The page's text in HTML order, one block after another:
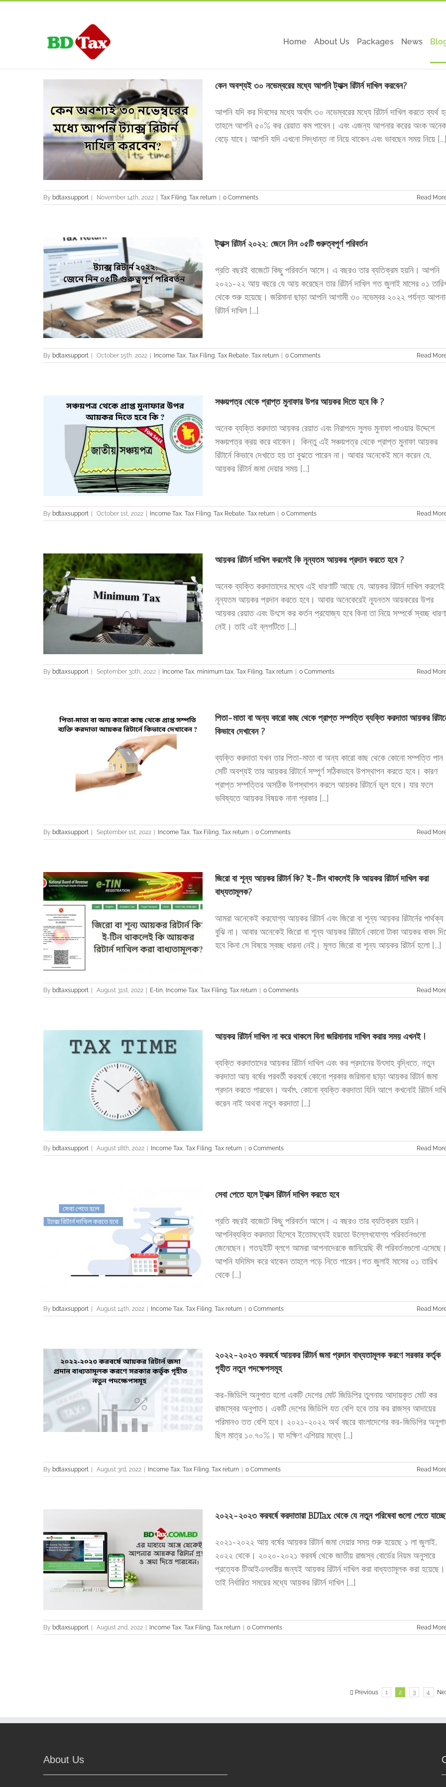
Home About Us Packages News
কেন অবশ্যই ৩০ নভেম্বরের মধ্যে আপনি ট্যাক্স রিটার্ন দাখিল করবেন?
আপনি যদি কর দিবসের মধ্যে অর্থাৎ ৩০ নভেম্বরের মধ্যে রিটার্ন দাখিল করতে ব্যর্থ
তাহলে আপনি ৫০% কর রেয়াত কম পাবেন। এবং এজন্য আপনার করের অংক অনেক
বেড়ে যাবে। আপনি যদি এখনো সিদ্ধান্ত না নিয়ে থাকেন এবং ভাবছেন সময় নিয়ে
By bdtaxsupport November 14th, 2022 Tax Filing, Tax return 0 Comments Read
ট্যাক্স রিটার্ন ২০২২: জেনে নিন ০৫টি গুরুত্বপূর্ণ পরিবর্তন
প্রতি বছরই বাজেটে কিছু পরিবর্তন আসে। এ বছরও তার ব্যতিক্রম হয়নি। আপনি
২০২১-২২ আয় বছরে যে আয় করেছেন তার রিটার্ন দাখিল গত জুলাই মাসের ০১
থেকে শুরু হয়েছে। জরিমানা ছাড়া আপনি আগামী ৩০ নভেম্বর ২০২২ পর্যন্ত
রিটার্ন দাখিল [...]
By bdtaxsupport October 15th, 2022 Income Tax, Tax Filing, Tax Rebate, Tax return 0 Comments Read
সঞ্চয়পত্র থেকে প্রাপ্ত মুনাফার উপর আয়কর দিতে হবে কি ?
অনেক ব্যক্তি করদাতা আয়কর রেয়াত এবং নিরাপদে সুলভ মুনাফা পাওয়ার উদ্দেশে
সঞ্চয়পত্র ক্রয় করে থাকেন। কিন্তু এই সঞ্চয়পত্র থেকে প্রাপ্ত মুনাফা আয়কর
রিটার্নে কিভাবে দেখাতে হয় তা বুঝতে পারেন না। আবার অনেকেই মনে করেন যে,
আয়কর রিটার্ন জমা দেয়ার সময় [...]
By bdtaxsupport October 1st, 2022 Income Tax, Tax Filing, Tax Rebate, Tax return 0 Comments Read
আয়কর রিটার্ন দাখিল করলেই কি নূন্যতম আয়কর প্রদান করতে হবে ?
অনেক ব্যক্তি করদাতাদের মধ্যে এই ধারণাটি আছে যে, আয়কর রিটার্ন দাখিল করলেই
নূন্যতম আয়কর প্রদান করতে হবে। আবার অনেকেরেই ন্যূনতম আয়করের উপর
আয়কর রেয়াত এবং উৎসে কর কর্তন প্রযোজ্য হবে কিনা তা নিয়ে সম্পর্কে স্বচ্ছ ধারণা
নেই। তাই এই ব্লগটিতে [...]
By bdtaxsupport September 30th, 2022 Income Tax, minimum tax, Tax Filing, Tax return 0 Comments Read
পিতা-মাতা বা অন্য কারো কাছ থেকে প্রাপ্ত সম্পত্তি ব্যক্তি করদাতা আয়কর
কিভাবে দেখাবেন ?
ব্যক্তি করদাতা যখন তার পিতা-মাতা বা অন্য কারো কাছ থেকে কোনো সম্পত্তি পান
সেটি অবশ্যই তার আয়কর রিটার্নে সম্পূর্ণ সঠিকভাবে উপস্থাপন করতে হবে। কারণ
প্রাপ্ত সম্পত্তির অসঠিক উপস্থাপন করলে আয়কর রিটার্নে ভূল হবে। যার ফলে
ভবিষ্যতে আয়কর বিষয়ক নানা প্রকার [...]
By bdtaxsupport September 1st, 2022 Income Tax, Tax Filing, Tax return 0 Comments Read
জিরো বা শূন্য আয়কর রিটার্ন কি? ই-টিন থাকলেই কি আয়কর রিটার্ন দাখিল করা
বাধ্যতামূলক?
আমরা অনেকেই করযোগ্য আয়কর রিটার্ন এবং জিরো বা শূন্য আয়কর রিটার্নের পার্থক্য
বুঝি না। আবার অনেকেই জিরো বা শূন্য আয়কর রিটার্নে কোনো টাকা আয়কর বাবদ
হবে কিনা সে বিষয়ে স্বচ্ছ ধারনা নেই। মূলত জিরো বা শূন্য আয়কর রিটার্ন হলো [...]
By bdtaxsupport August 31st, 2022 E-tin, Income Tax, Tax Filing, Tax return 0 Comments Read
আয়কর রিটার্ন দাখিল না করে থাকলে বিনা জরিমানায় দাখিল করার সময় এখনই !
ব্যক্তি করদাতাদের আয়কর রিটার্ন দাখিল এবং কর প্রদানের উৎসাহ বৃদ্ধিতে, নতুন
করদাতা আয় বর্ষের পরবর্তী করবর্ষে কোনো প্রকার জরিমানা ছাড়া আয়কর রিটার্ন জমা
প্রদান করতে পারবেন। অর্থাৎ, কোনো ব্যক্তি করদাতা যিনি আগে কখনোই রিটার্ন
করেন নাই অথবা নতুন করদাতা [...]
By bdtaxsupport August 18th, 2022 Income Tax, Tax Filing, Tax return 0 Comments Read
সেবা পেতে হলে ট্যাক্স রিটার্ন দাখিল করতে হবে
প্রতি বছরই বাজেটে কিছু পরিবর্তন আসে। এ বছরও তার ব্যতিক্রম হয়নি।
আপনিব্যক্তি করদাতা হিসেবে ইতোমধ্যেই হয়তো উল্লেখযোগ্য পরিবর্তনগুলো
জেনেছেন। গতদুইটি ব্লগে আমরা আপনাদেরকে জানিয়েছি কী পরিবর্তনগুলো
আপনি যদিমিস করে থাকেন তাহলে পড়ে নিতে পারেন।গত জুলাই মাসের ০১ তারিখ
থেকে [...]
By bdtaxsupport August 14th, 2022 Income Tax, Tax Filing, Tax return 0 Comments Read
২০২২-২০২৩ করবর্ষে আয়কর রিটার্ন জমা প্রদান বাধ্যতামূলক করণে সরকার কর্তৃক
গৃহীত নতুন পদক্ষেপসমূহ
কর-জিডিপি অনুপাত হলো একটি দেশের মোট জিডিপির তুলনায় আদায়কৃত মোট কর
রাজস্বের অনুপাত। একটি দেশের জিডিপি যত বেশি হবে তার কর রাজস্ব আদায়ের
পরিমানও তত বেশি হবে। ২০২১-২০২২ অর্থ বছরে বাংলাদেশের কর-জিডিপির
ছিল মাত্র ১০.৭০%। যা দক্ষিণ এশিয়ার মধ্যে [...]
By bdtaxsupport August 3rd, 2022 Income Tax, Tax Filing, Tax return 0 Comments Read
২০২২-২০২৩ করবর্ষে করদাতারা BDTax থেকে যে নতুন পরিষেবা গুলো পেতে
২০২১-২০২২ আয় বর্ষের আয়কর রিটার্ন জমা দেয়ার সময় শুরু হয়েছে ১ লা জুলাই,
২০২২ থেকে। ২০২০-২০২১ করবর্ষ থেকে জাতীয় রাজস্ব বোর্ডের নিয়ম অনুসারে
প্রত্যেক টিআইএনধারীর জন্যই আয়কর রিটার্ন দাখিল করা বাধ্যতামূলক করা হয়েছে।
তাই নির্ধারিত সময়ের মধ্যে আয়কর রিটার্ন দাখিল [...]
By bdtaxsupport August 2nd, 2022 Income Tax, Tax Filing, Tax return 0 Comments Read
Previous 1 2 3 4
About Us